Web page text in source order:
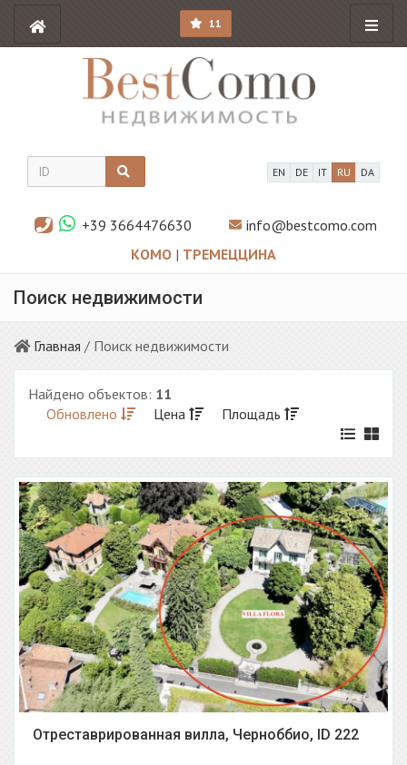
11
EN DE IT RU DA
+39 3664476630
info@bestcomo.com
КОМО | ТРЕМЕЦЦИНА
Поиск недвижимости
Главная / Поиск недвижимости
Найдено объектов: 11
Обновлено
Цена Площадь
Отреставрированная вилла, Черноббио, ID 222